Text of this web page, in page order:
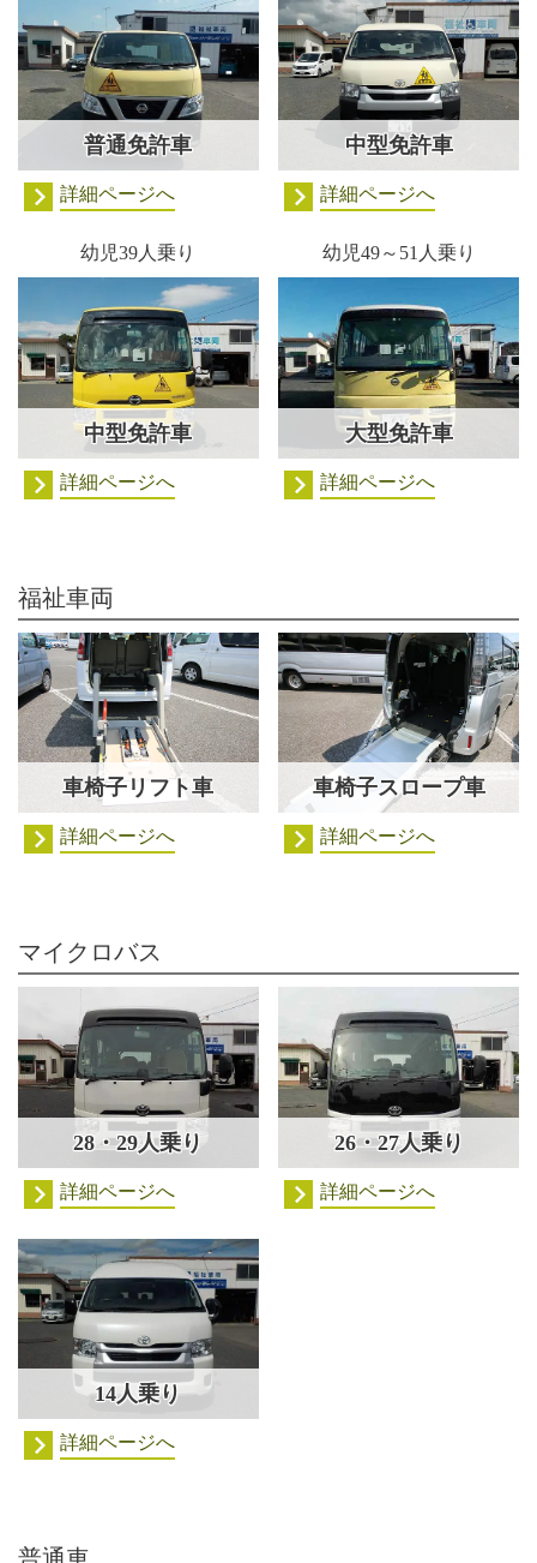
普通免許車
詳細ページへ
中型免許車
詳細ページへ
幼児39人乗り
中型免許車
詳細ページへ
幼児49～51人乗り
大型免許車
詳細ページへ
福祉車両
車椅子リフト車
詳細ページへ
車椅子スロープ車
詳細ページへ
マイクロバス
28・29人乗り
詳細ページへ
26・27人乗り
詳細ページへ
14人乗り
詳細ページへ